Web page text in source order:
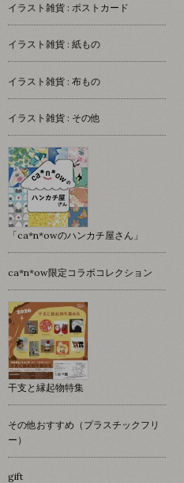
イラスト雑貨 : ポストカード
イラスト雑貨 : 紙もの
イラスト雑貨 : 布もの
イラスト雑貨 : その他
「ca*n*owのハンカチ屋さん」
ca*n*ow限定コラボコレクション
干支と縁起物特集
その他おすすめ（プラスチックフリ
ー）
gift